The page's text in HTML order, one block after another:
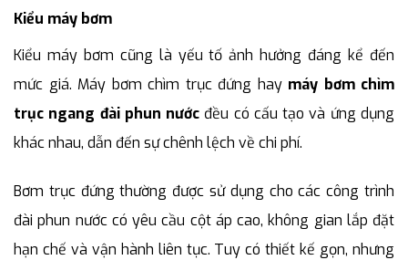
Kiểu máy bơm
Kiểu máy bơm cũng là yếu tố ảnh hưởng đáng kể đến
mức giá. Máy bơm chìm trục đứng hay máy bơm chìm
trục ngang đài phun nước đều có cấu tạo và ứng dụng
khác nhau, dẫn đến sự chênh lệch về chi phí.
Bơm trục đứng thường được sử dụng cho các công trình
đài phun nước có yêu cầu cột áp cao, không gian lắp đặt
hạn chế và vận hành liên tục. Tuy có thiết kế gọn, nhưng